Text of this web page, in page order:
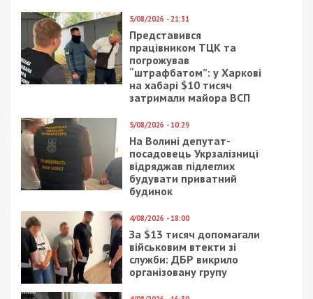
Рекламні блоки дають нам змогу
залишатися незалежними ЗМІ, а вам -
отримувати найсвіжіші новини під ними.
Приєднуйтесь також до 49000 в Google News. Слідкуйте
за останніми новинами!
Приєднатися
Читайте також
Предыдущая статья:
На Прикарпатті керівник слідчого відділу
поліції вимагав 5 000 доларів за
«невтручання» у бізнес